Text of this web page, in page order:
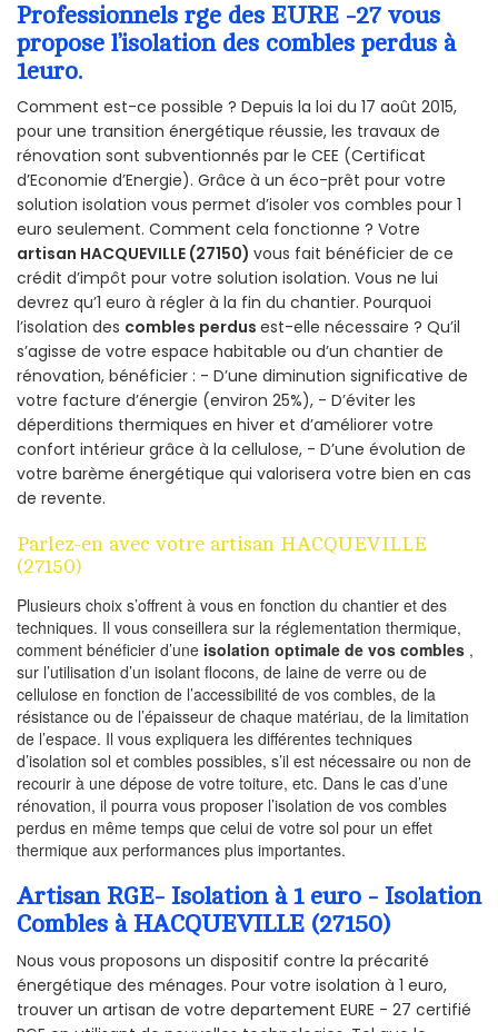
Professionnels rge des EURE -27 vous
propose l’isolation des combles perdus à
1euro.
Comment est-ce possible ? Depuis la loi du 17 août 2015,
pour une transition énergétique réussie, les travaux de
rénovation sont subventionnés par le CEE (Certificat
d’Economie d’Energie). Grâce à un éco-prêt pour votre
solution isolation vous permet d’isoler vos combles pour 1
euro seulement. Comment cela fonctionne ? Votre
artisan HACQUEVILLE (27150) vous fait bénéficier de ce
crédit d’impôt pour votre solution isolation. Vous ne lui
devrez qu’1 euro à régler à la fin du chantier. Pourquoi
l’isolation des combles perdus est-elle nécessaire ? Qu’il
s’agisse de votre espace habitable ou d’un chantier de
rénovation, bénéficier : - D’une diminution significative de
votre facture d’énergie (environ 25%), - D’éviter les
déperditions thermiques en hiver et d’améliorer votre
confort intérieur grâce à la cellulose, - D’une évolution de
votre barème énergétique qui valorisera votre bien en cas
de revente.
Parlez-en avec votre artisan HACQUEVILLE
(27150)
Plusieurs choix s’offrent à vous en fonction du chantier et des
techniques. Il vous conseillera sur la réglementation thermique,
comment bénéficier d’une isolation optimale de vos combles ,
sur l’utilisation d’un isolant flocons, de laine de verre ou de
cellulose en fonction de l’accessibilité de vos combles, de la
résistance ou de l’épaisseur de chaque matériau, de la limitation
de l’espace. Il vous expliquera les différentes techniques
d’isolation sol et combles possibles, s’il est nécessaire ou non de
recourir à une dépose de votre toiture, etc. Dans le cas d’une
rénovation, il pourra vous proposer l’isolation de vos combles
perdus en même temps que celui de votre sol pour un effet
thermique aux performances plus importantes.
Artisan RGE- Isolation à 1 euro - Isolation
Combles à HACQUEVILLE (27150)
Nous vous proposons un dispositif contre la précarité
énergétique des ménages. Pour votre isolation à 1 euro,
trouver un artisan de votre departement EURE - 27 certifié